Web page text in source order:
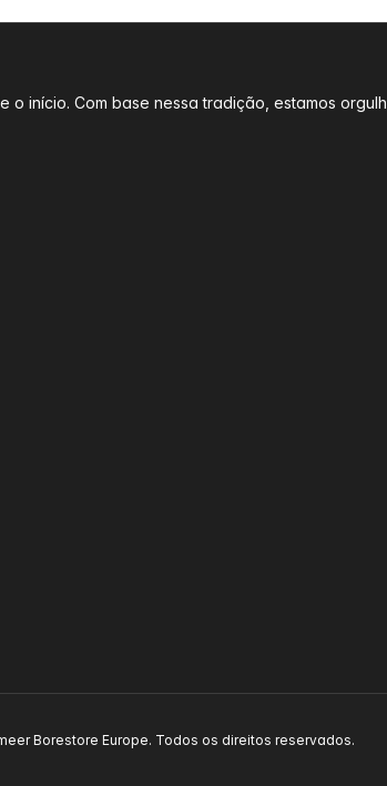
início. Com base nessa tradição, estamos
Borestore Europe. Todos os direitos reservados.